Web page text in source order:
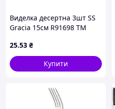
Виделка десертна 3шт SS
Gracia 15см R91698 ТМ
25.53 ₴
Купити